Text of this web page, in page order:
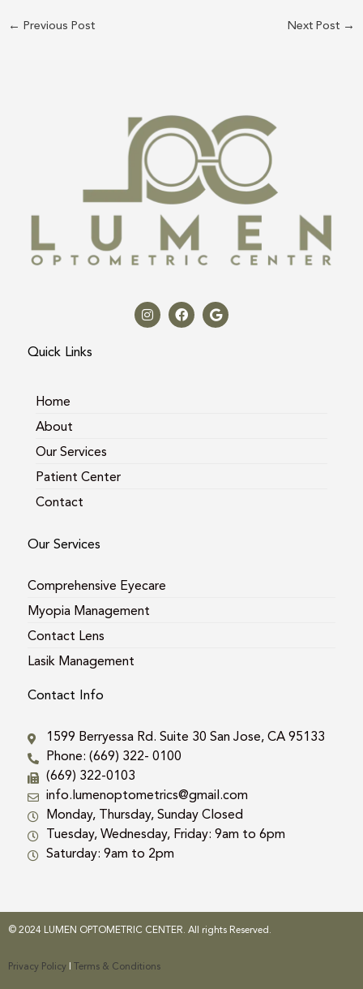
← Previous Post Next Post →
n
s
t
a
c
e
o
o
g
Quick Links
Home
About
Our Services
Patient Center
Contact
Our Services
Comprehensive Eyecare
Myopia Management
Contact Lens
Lasik Management
Contact Info
1599 Berryessa Rd. Suite 30 San Jose, CA 95133
Phone: (669) 322- 0100
(669) 322-0103
info.lumenoptometrics@gmail.com
Monday, Thursday, Sunday Closed
Tuesday, Wednesday, Friday: 9am to 6pm
Saturday: 9am to 2pm
© 2024 LUMEN OPTOMETRIC CENTER. All rights Reserved.
Privacy Policy | Terms & Conditions